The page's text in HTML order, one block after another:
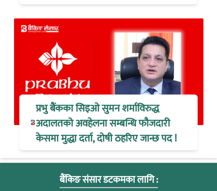
प्रभु बैंकका सिइओ सुमन शर्माविरुद्ध
अदालतको अवहेलना सम्बन्धि फौजदारी
केसमा मुद्धा दर्ता, दोषी ठहरिए जान्छ पद !
बैंकिङ संसार डटकमका लागि :